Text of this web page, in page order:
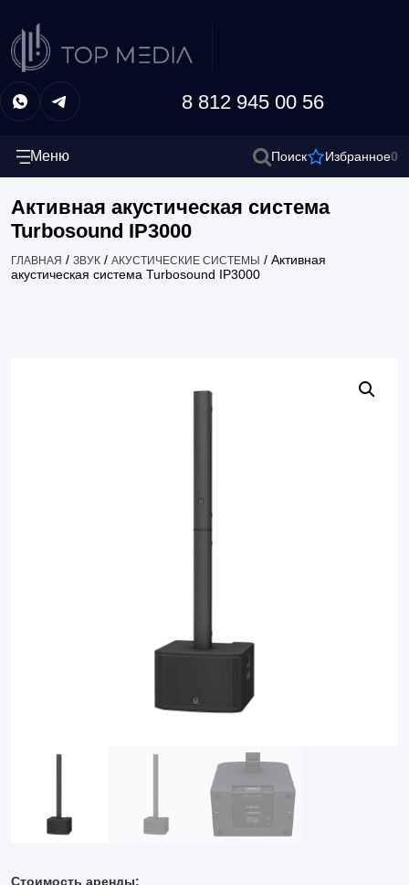
8 812 945 00 56
Меню Поиск Избранное0
Активная акустическая система
Turbosound IP3000
ГЛАВНАЯ / ЗВУК / АКУСТИЧЕСКИЕ СИСТЕМЫ / Активная
акустическая система Turbosound IP3000
Стоимость аренды: